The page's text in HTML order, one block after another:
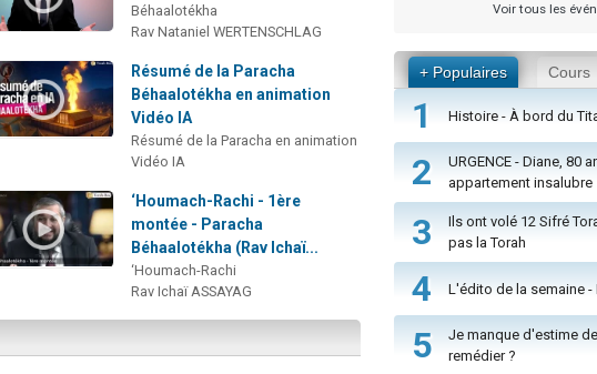
Béhaalotékha
Rav Nataniel WERTENSCHLAG
Résumé de la Paracha
Béhaalotékha en animation
Vidéo IA
Résumé de la Paracha en animation
Vidéo IA
‘Houmach-Rachi - 1ère
montée - Paracha
Béhaalotékha (Rav Ichaï...
‘Houmach-Rachi
Rav Ichaï ASSAYAG
Voir tous les
+ Populaires Cours
1 Histoire - À bord du
2
URGENCE - Diane, 80
appartement insalubre
3
Ils ont volé 12 Sifré
pas la Torah
4 L'édito de la semaine -
5
Je manque d'estime
remédier ?